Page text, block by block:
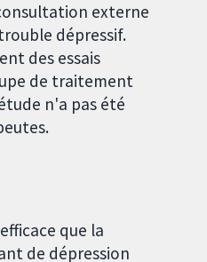
externe
dépressif.
des essais
de traitement
n'a pas été
que la
de dépression